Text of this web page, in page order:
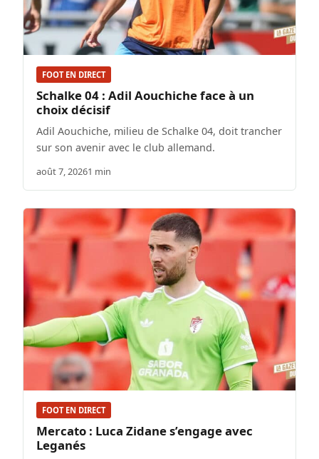
FOOT EN DIRECT
Schalke 04 : Adil Aouchiche face à un
choix décisif
Adil Aouchiche, milieu de Schalke 04, doit trancher
sur son avenir avec le club allemand.
août 7, 20261 min
FOOT EN DIRECT
Mercato : Luca Zidane s’engage avec
Leganés